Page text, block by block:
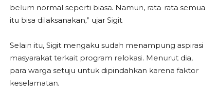
belum normal seperti biasa. Namun, rata-rata semua
itu bisa dilaksanakan,” ujar Sigit.
Selain itu, Sigit mengaku sudah menampung aspirasi
masyarakat terkait program relokasi. Menurut dia,
para warga setuju untuk dipindahkan karena faktor
keselamatan.